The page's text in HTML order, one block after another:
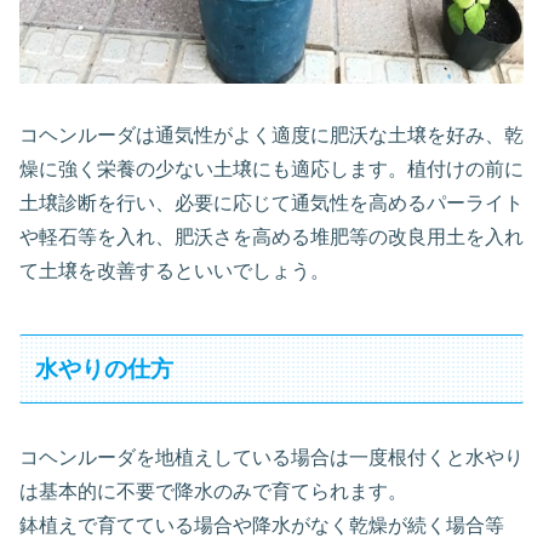
コヘンルーダは通気性がよく適度に肥沃な土壌を好み、乾
燥に強く栄養の少ない土壌にも適応します。植付けの前に
土壌診断を行い、必要に応じて通気性を高めるパーライト
や軽石等を入れ、肥沃さを高める堆肥等の改良用土を入れ
て土壌を改善するといいでしょう。
水やりの仕方
コヘンルーダを地植えしている場合は一度根付くと水やり
は基本的に不要で降水のみで育てられます。
鉢植えで育てている場合や降水がなく乾燥が続く場合等